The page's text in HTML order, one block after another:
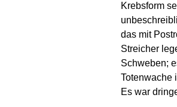
Krebsform
das mit
Streicher
Schweben;
Totenwache
Es war